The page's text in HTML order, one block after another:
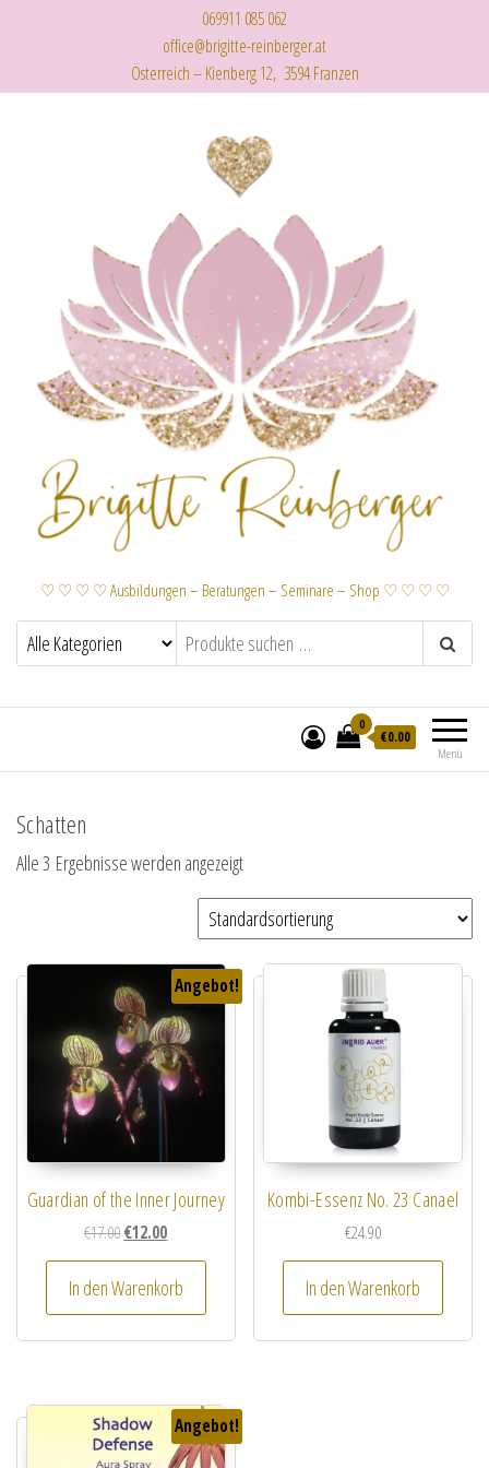
069911 085 062
office@brigitte-reinberger.at
Österreich – Kienberg 12, 3594 Franzen
♡ ♡ ♡ ♡ Ausbildungen – Beratungen – Seminare – Shop ♡ ♡ ♡ ♡
Menü
0
€0.00
Schatten
Alle 3 Ergebnisse werden angezeigt
Angebot!
Guardian of the Inner Journey
€17.00Ursprünglicher Preis war: €17.00
€12.00Aktueller Preis ist: €12.00.
In den Warenkorb
Kombi-Essenz No. 23 Canael
€24.90
In den Warenkorb
Angebot!